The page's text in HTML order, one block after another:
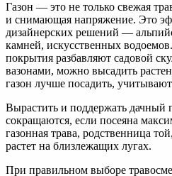
Газон — это не только свежая
и снимающая напряжение. Это
дизайнерских решений —
камней, искусственных
покрытия разбавляют садовой
вазонами, можно высадить
газон лучше посадить, учитывают
Вырастить и поддержать дачный
сокращаются, если посеяна
газонная трава, родственница
растет на близлежащих лугах.
При правильном выборе